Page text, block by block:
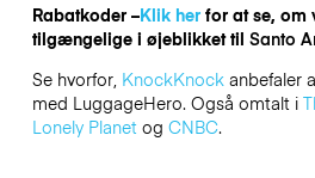
Rabatkoder –Klik herfor at se, om
tilgængelige i øjeblikket til Santo
Se hvorfor, KnockKnockanbefaler
med LuggageHero. Også omtalt i
Lonely Planetog CNBC.